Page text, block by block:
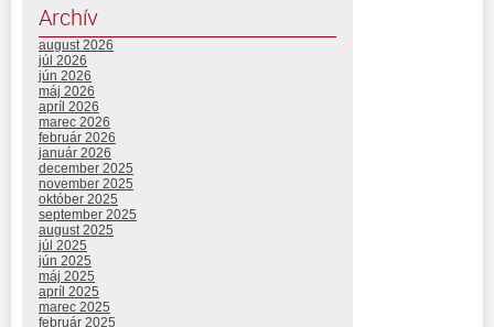
Archív
august 2026
júl 2026
jún 2026
máj 2026
apríl 2026
marec 2026
február 2026
január 2026
december 2025
november 2025
október 2025
september 2025
august 2025
júl 2025
jún 2025
máj 2025
apríl 2025
marec 2025
február 2025